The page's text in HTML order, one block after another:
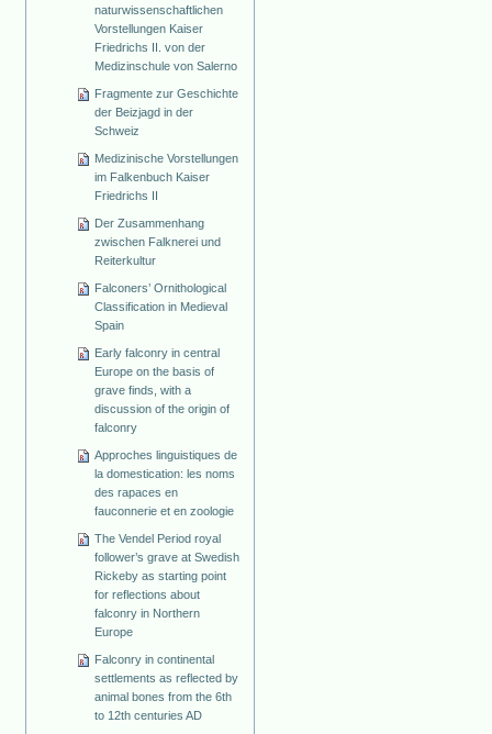
naturwissenschaftlichen
Vorstellungen Kaiser
Friedrichs II. von der
Medizinschule von Salerno
Fragmente zur Geschichte
der Beizjagd in der
Schweiz
Medizinische Vorstellungen
im Falkenbuch Kaiser
Friedrichs II
Der Zusammenhang
zwischen Falknerei und
Reiterkultur
Falconers’ Ornithological
Classification in Medieval
Spain
Early falconry in central
Europe on the basis of
grave finds, with a
discussion of the origin of
falconry
Approches linguistiques de
la domestication: les noms
des rapaces en
fauconnerie et en zoologie
The Vendel Period royal
follower’s grave at Swedish
Rickeby as starting point
for reflections about
falconry in Northern
Europe
Falconry in continental
settlements as reflected by
animal bones from the 6th
to 12th centuries AD